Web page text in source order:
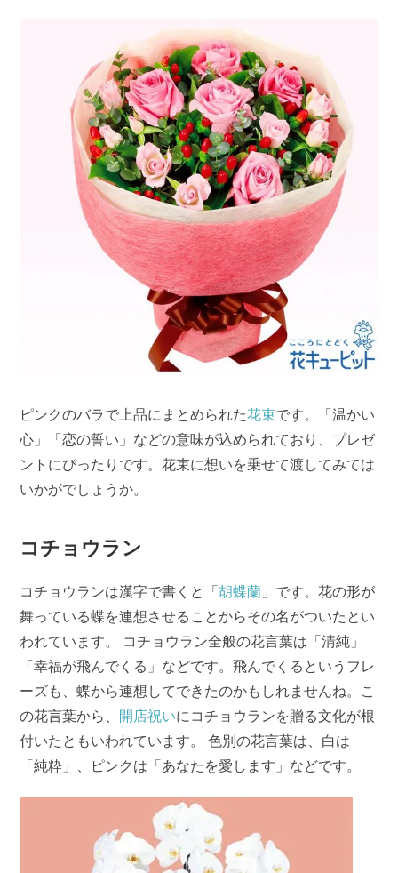
ピンクのバラで上品にまとめられた花束です。「温かい
心」「恋の誓い」などの意味が込められており、プレゼ
ントにぴったりです。花束に想いを乗せて渡してみては
いかがでしょうか。
コチョウラン
コチョウランは漢字で書くと「胡蝶蘭 」です。花の形が
舞っている蝶を連想させることからその名がついたとい
われています。 コチョウラン全般の花言葉は「清純」
「幸福が飛んでくる」などです。飛んでくるというフレ
ーズも、蝶から連想してできたのかもしれませんね。こ
の花言葉から、 開店祝いにコチョウランを贈る文化が根
付いたともいわれています。 色別の花言葉は、白は
「純粋」、ピンクは「あなたを愛します」などです。